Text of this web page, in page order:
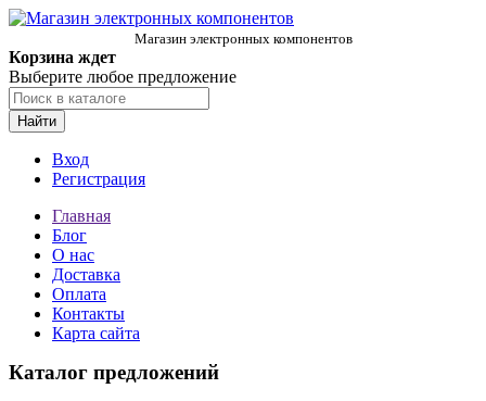
Магазин электронных компонентов
Корзина ждет
Выберите любое предложение
Найти
Вход
Регистрация
Главная
Блог
О нас
Доставка
Оплата
Контакты
Карта сайта
Каталог предложений